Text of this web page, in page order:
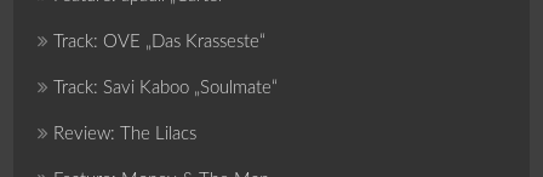
Track: OVE „Das Krasseste“
Track: Savi Kaboo „Soulmate“
Review: The Lilacs